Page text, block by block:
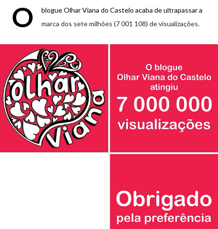
O
blogue Olhar Viana do Castelo acaba de ultrapassar a
marca dos sete milhões (7 001 108) de visualizações.